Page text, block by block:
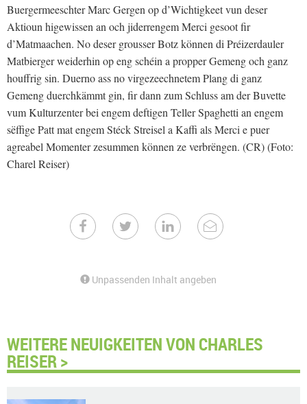
Buergermeeschter Marc Gergen op d’Wichtigkeet vun deser
Aktioun higewissen an och jiderrengem Merci gesoot fir
d’Matmaachen. No deser grousser Botz können di Préizerdauler
Matbierger weiderhin op eng schéin a propper Gemeng och ganz
houffrig sin. Duerno ass no virgezeechnetem Plang di ganz
Gemeng duerchkämmt gin, fir dann zum Schluss am der Buvette
vum Kulturzenter bei engem deftigen Teller Spaghetti an engem
sëffige Patt mat engem Stéck Streisel a Kaffi als Merci e puer
agreabel Momenter zesummen können ze verbrëngen. (CR) (Foto:
Charel Reiser)
Unpassenden Inhalt angeben
WEITERE NEUIGKEITEN VON CHARLES
REISER >